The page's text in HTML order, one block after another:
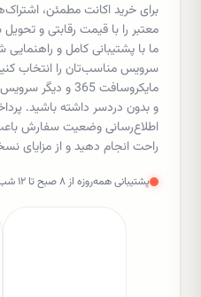
برای خرید اکانت مطمئن،
معتبر را با قیمت رقابتی و
ما با پشتیبانی کامل و
سرویس مناسب‌تان را انتخاب
مایکروسافت 365
و بدون دردسر داشته باشید.
اطلاع‌رسانی وضعیت سفارش
راحت انجام دهید و از مزایای
پشتیبانی همه‌روزه از ۸ صبح تا ۱۲ شب